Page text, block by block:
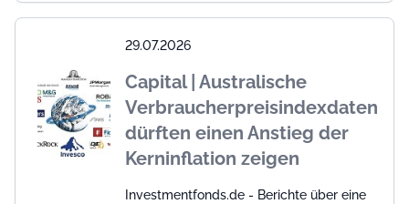
29.07.2026
Capital | Australische
Verbraucherpreisindexdaten
dürften einen Anstieg der
Kerninflation zeigen
Investmentfonds.de - Berichte über eine